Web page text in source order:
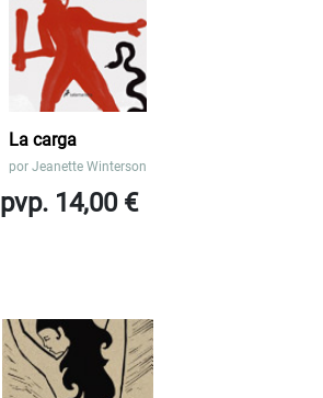
La carga
por Jeanette Winterson
pvp. 14,00 €